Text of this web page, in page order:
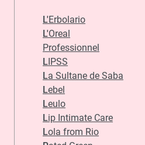
L'Erbolario
L'Oreal
Professionnel
LIPSS
La Sultane de Saba
Lebel
Leulo
Lip Intimate Care
Lola from Rio